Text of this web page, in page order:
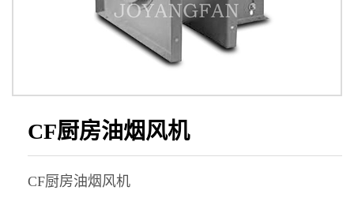
CF厨房油烟风机
CF厨房油烟风机